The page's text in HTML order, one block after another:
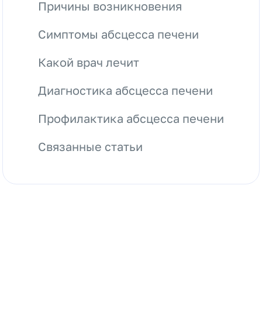
Причины возникновения
Симптомы абсцесса печени
Какой врач лечит
Диагностика абсцесса печени
Профилактика абсцесса печени
Связанные статьи